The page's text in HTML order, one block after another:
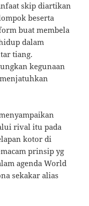
skip diartikan
beserta
buat membela
dalam
tiang.
kegunaan
rival itu pada
kotor di
prinsip yg
agenda World
sekakar alias